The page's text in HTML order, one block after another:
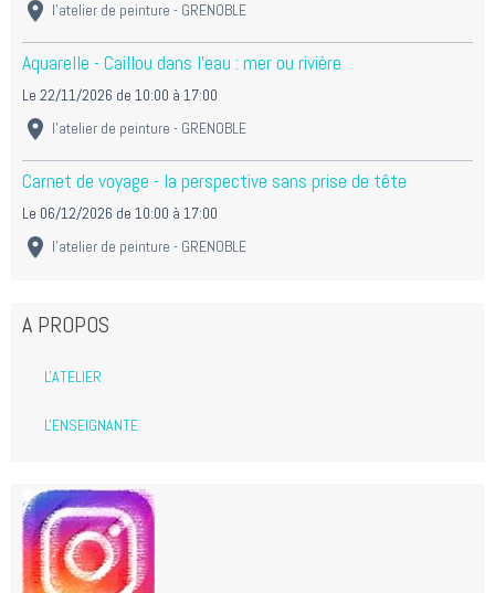
l'atelier de peinture - GRENOBLE
Aquarelle - Caillou dans l'eau : mer ou rivière
Le 22/11/2026 de 10:00 à 17:00
l'atelier de peinture - GRENOBLE
Carnet de voyage - la perspective sans prise de tête
Le 06/12/2026 de 10:00 à 17:00
l'atelier de peinture - GRENOBLE
A PROPOS
L'ATELIER
L'ENSEIGNANTE